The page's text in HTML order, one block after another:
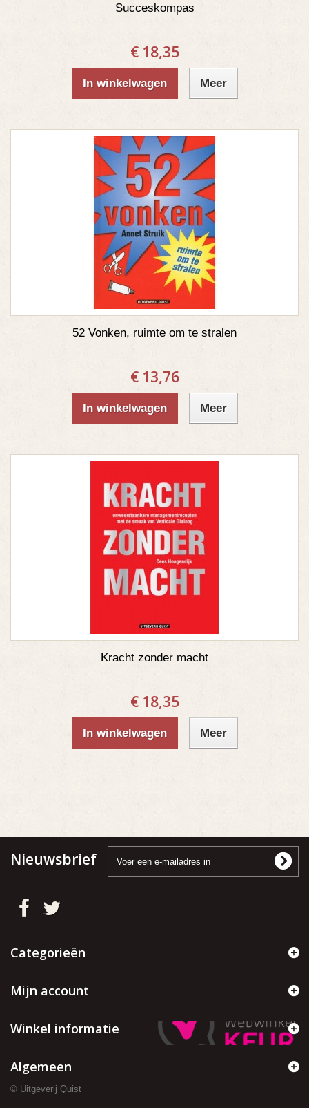
Succeskompas
€ 18,35
In winkelwagen Meer
52 Vonken, ruimte om te stralen
€ 13,76
In winkelwagen Meer
Kracht zonder macht
€ 18,35
In winkelwagen Meer
Nieuwsbrief
Categorieën
Mijn account
Winkel informatie
Algemeen
© Uitgeverij Quist